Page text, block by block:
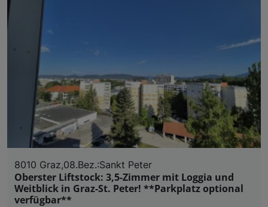
8010 Graz,08.Bez.:Sankt Peter
Oberster Liftstock: 3,5-Zimmer mit Loggia und
Weitblick in Graz-St. Peter! **Parkplatz optional
verfügbar**